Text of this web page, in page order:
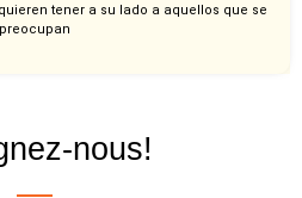
tener a su lado a aquellos que se
preocupan
nous!